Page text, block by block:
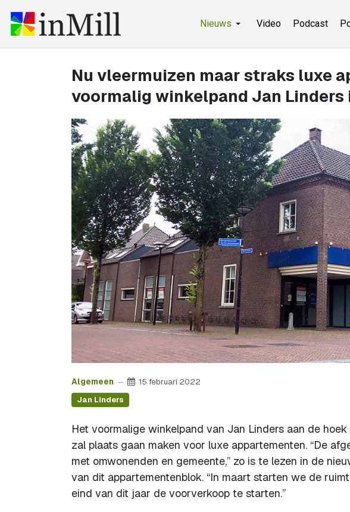
Nieuws Video Podcast
Nu vleermuizen maar straks luxe
voormalig winkelpand Jan Linders
Algemeen 15 februari 2022
Jan Linders
Het voormalige winkelpand van Jan Linders aan de
zal plaats gaan maken voor luxe appartementen. “De
met omwonenden en gemeente,” zo is te lezen in de
van dit appartementenblok. “In maart starten we de
eind van dit jaar de voorverkoop te starten.”